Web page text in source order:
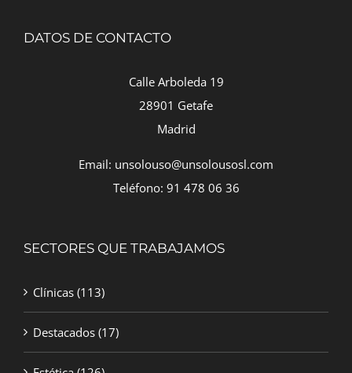
DATOS DE CONTACTO
Calle Arboleda 19
28901 Getafe
Madrid
Email: unsolouso@unsolousosl.com
Teléfono: 91 478 06 36
SECTORES QUE TRABAJAMOS
Clínicas (113)
Destacados (17)